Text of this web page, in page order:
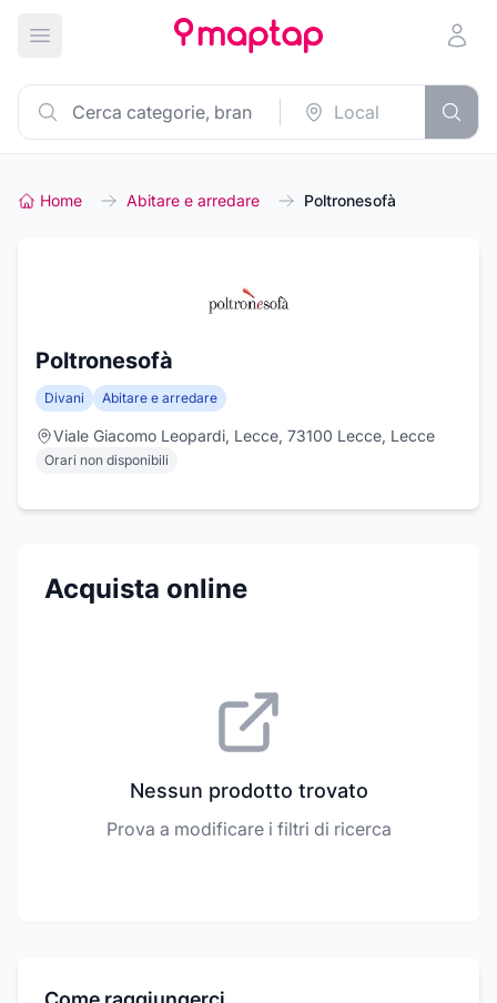
Apri menu principale
Home Abitare e arredare Poltronesofà
Poltronesofà
Divani Abitare e arredare
Viale Giacomo Leopardi, Lecce, 73100 Lecce, Lecce
Orari non disponibili
Acquista online
Nessun prodotto trovato
Prova a modificare i filtri di ricerca